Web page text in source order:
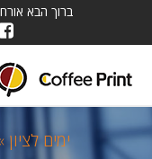
ברוך הבא אורח
ימים לציון